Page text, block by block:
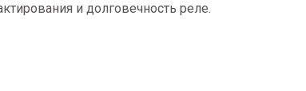
и долговечность реле.